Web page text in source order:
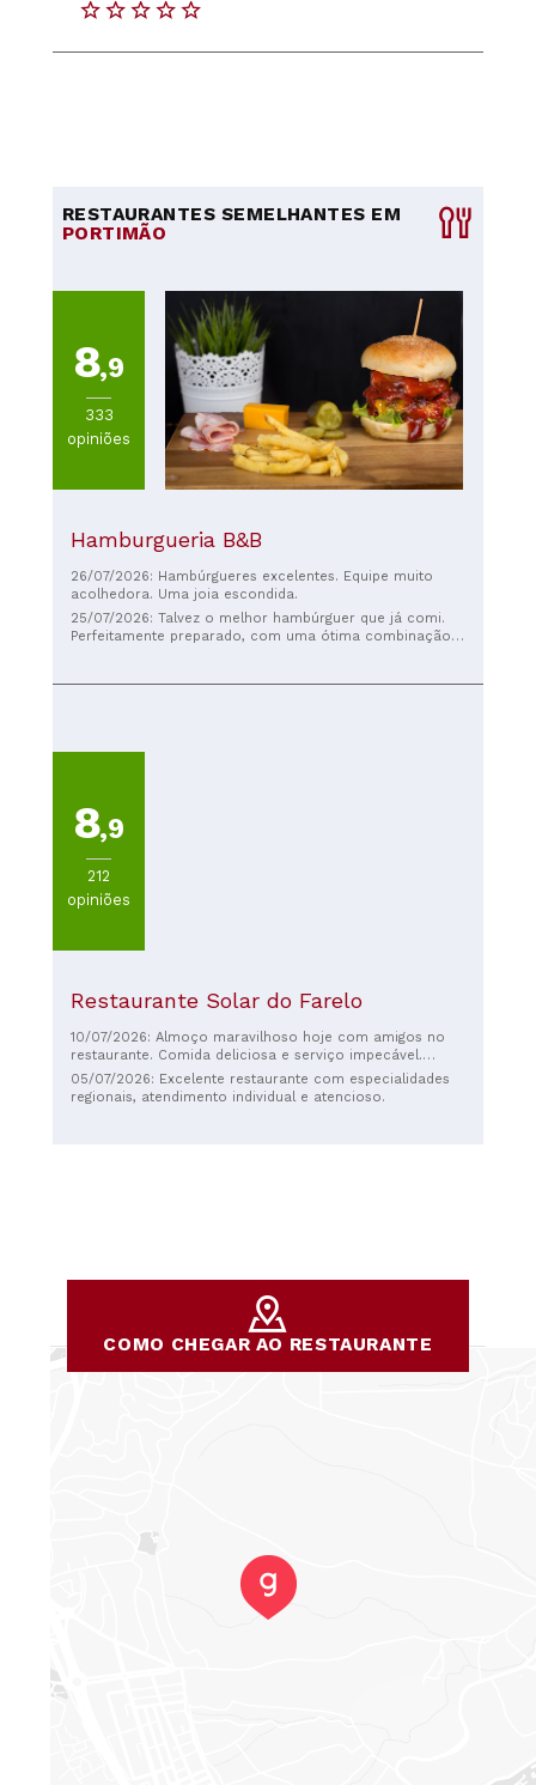
RESTAURANTES SEMELHANTES EM
PORTIMÃO
8,9
333
opiniões
Hamburgueria B&B
26/07/2026: Hambúrgueres excelentes. Equipe muito
acolhedora. Uma joia escondida.
25/07/2026: Talvez o melhor hambúrguer que já comi.
Perfeitamente preparado, com uma ótima combinação
8,9
212
opiniões
Restaurante Solar do Farelo
10/07/2026: Almoço maravilhoso hoje com amigos no
restaurante. Comida deliciosa e serviço impecável.
Considerando a qualidade da comida e do serviço, o
preço foi excelente. A vista das montanhas próximas era
deslumbrante.
05/07/2026: Excelente restaurante com especialidades
regionais, atendimento individual e atencioso.
COMO CHEGAR AO RESTAURANTE